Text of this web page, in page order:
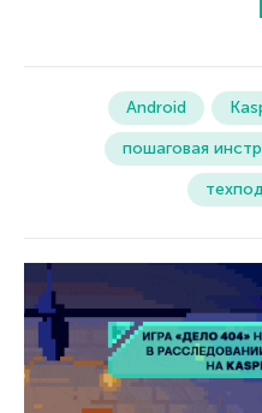
Android
пошаговая